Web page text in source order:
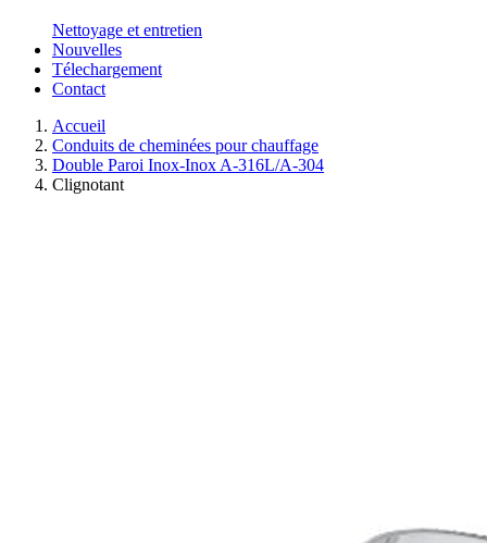
Nettoyage et entretien
Nouvelles
Télechargement
Contact
Accueil
Conduits de cheminées pour chauffage
Double Paroi Inox-Inox A-316L/A-304
Clignotant